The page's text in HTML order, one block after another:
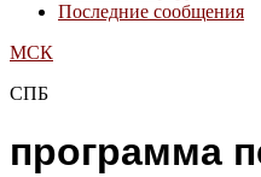
Последние сообщения
МСК
СПБ
программа